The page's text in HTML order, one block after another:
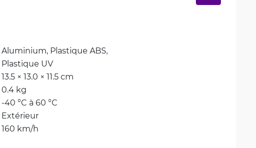
Aluminium, Plastique ABS,
Plastique UV
13.5 × 13.0 × 11.5 cm
0.4 kg
-40 °C à 60 °C
Extérieur
160 km/h